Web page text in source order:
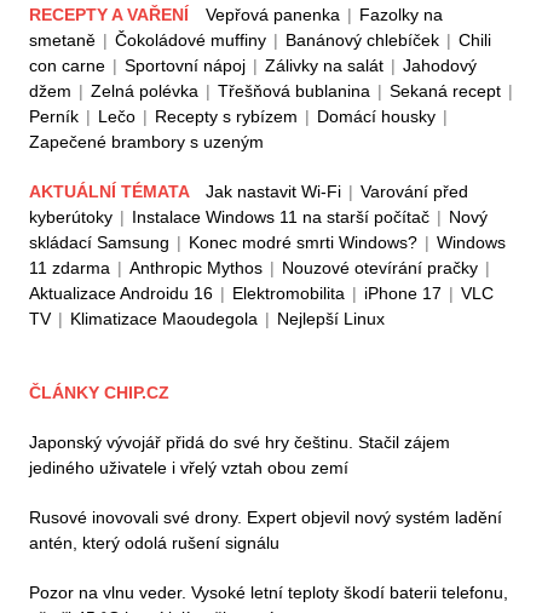
RECEPTY A VAŘENÍ Vepřová panenka | Fazolky na
smetaně | Čokoládové muffiny | Banánový chlebíček | Chili
con carne | Sportovní nápoj | Zálivky na salát | Jahodový
džem | Zelná polévka | Třešňová bublanina | Sekaná recept |
Perník | Lečo | Recepty s rybízem | Domácí housky |
Zapečené brambory s uzeným
AKTUÁLNÍ TÉMATA Jak nastavit Wi-Fi | Varování před
kyberútoky | Instalace Windows 11 na starší počítač | Nový
skládací Samsung | Konec modré smrti Windows? | Windows
11 zdarma | Anthropic Mythos | Nouzové otevírání pračky |
Aktualizace Androidu 16 | Elektromobilita | iPhone 17 | VLC
TV | Klimatizace Maoudegola | Nejlepší Linux
ČLÁNKY CHIP.CZ
Japonský vývojář přidá do své hry češtinu. Stačil zájem
jediného uživatele i vřelý vztah obou zemí
Rusové inovovali své drony. Expert objevil nový systém ladění
antén, který odolá rušení signálu
Pozor na vlnu veder. Vysoké letní teploty škodí baterii telefonu,